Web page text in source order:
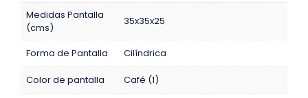
Medidas Pantalla
(cms)
35x35x25
Forma de Pantalla Cilíndrica
Color de pantalla
Café (1)